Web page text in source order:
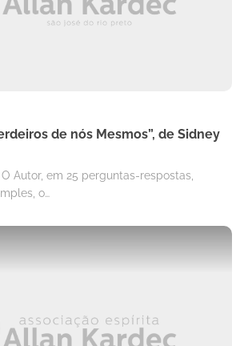
de nós Mesmos”, de Sidney
Autor, em 25 perguntas-respostas,
o…